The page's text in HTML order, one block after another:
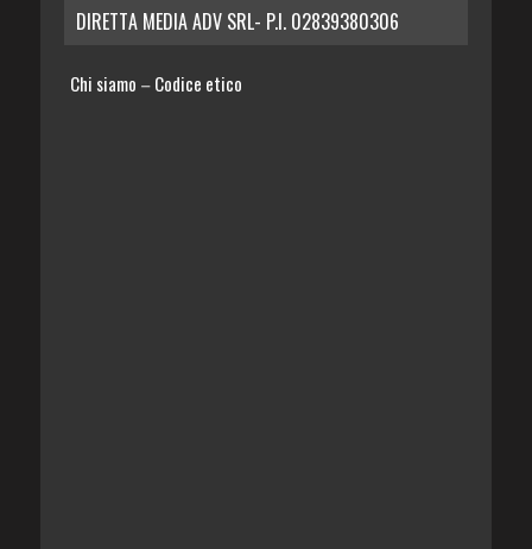
DIRETTA MEDIA ADV SRL- P.I. 02839380306
Chi siamo – Codice etico